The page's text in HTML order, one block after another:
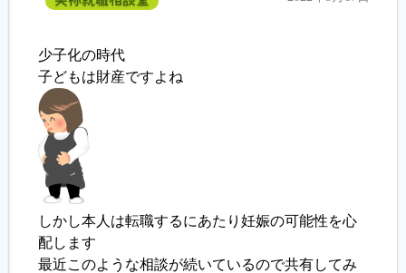
地域連携事業
求人情報検索
各種セミナー
履歴書ジェネレーター
少子化の時代
子どもは財産ですよね
しかし本人は転職するにあたり妊娠の可能性を心
配します
最近このような相談が続いているので共有してみ